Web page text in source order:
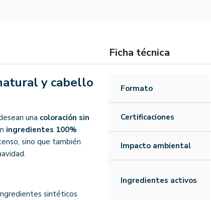
y cabello
una coloración sin
ingredientes 100%
sino que también
sintéticos
Ficha técnica
Formato
Certificaciones
Impacto ambiental
Ingredientes activos